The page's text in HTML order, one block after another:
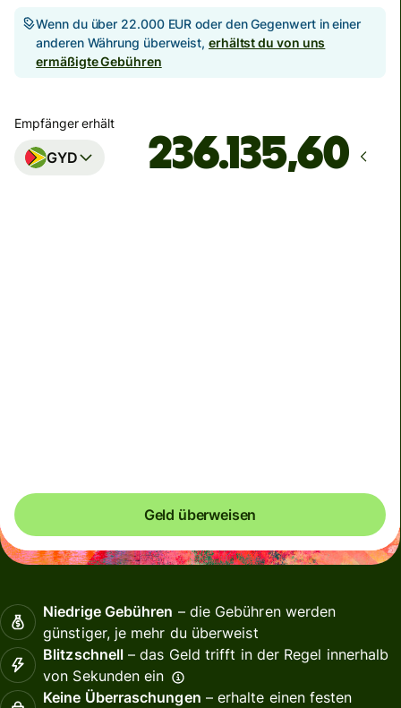
Wenn du über 22.000 EUR oder den Gegenwert in einer
anderen Währung überweist, erhältst du von uns
ermäßigte Gebühren
Empfänger erhält
GYD
Geld überweisen
Niedrige Gebühren – die Gebühren werden
günstiger, je mehr du überweist
Blitzschnell – das Geld trifft in der Regel innerhalb
von Sekunden ein
Keine Überraschungen – erhalte einen festen